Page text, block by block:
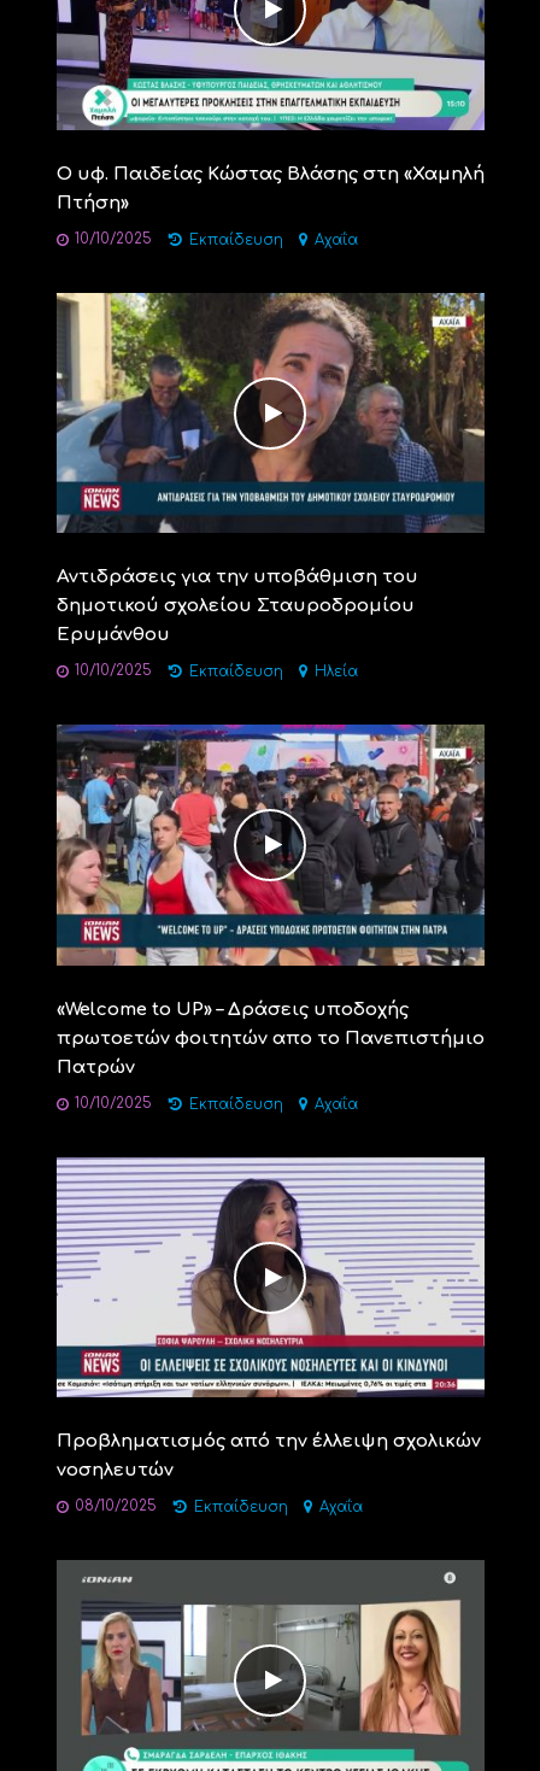
Ο υφ. Παιδείας Κώστας Βλάσης στη «Χαμηλή
Πτήση»
10/10/2025 Εκπαίδευση Αχαΐα
Αντιδράσεις για την υποβάθμιση του
δημοτικού σχολείου Σταυροδρομίου
Ερυμάνθου
10/10/2025 Εκπαίδευση Ηλεία
«Welcome to UP» – Δράσεις υποδοχής
πρωτοετών φοιτητών απο το Πανεπιστήμιο
Πατρών
10/10/2025 Εκπαίδευση Αχαΐα
Προβληματισμός από την έλλειψη σχολικών
νοσηλευτών
08/10/2025 Εκπαίδευση Αχαΐα